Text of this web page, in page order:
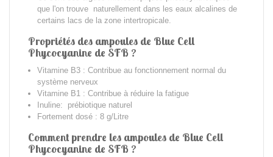
que l'on trouve naturellement dans les eaux alcalines de
certains lacs de la zone intertropicale.
Propriétés des ampoules de Blue Cell
Phycocyanine de SFB ?
Vitamine B3 : Contribue au fonctionnement normal du
système nerveux
Vitamine B1 : Contribue à réduire la fatigue
Inuline: prébiotique naturel
Fortement dosé : 8 g/Litre
Comment prendre les ampoules de Blue Cell
Phycocyanine de SFB ?